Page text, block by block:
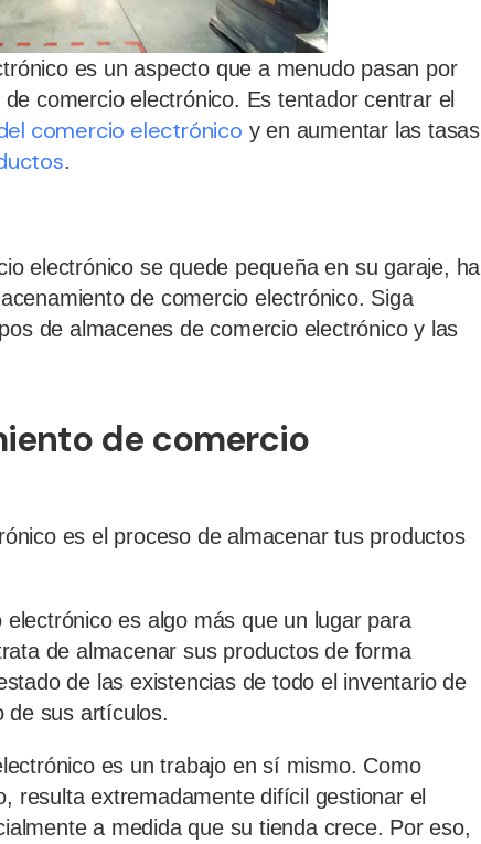
es un aspecto que a menudo pasan por
comercio electrónico. Es tentador centrar el
comercio electrónico y en aumentar las tasas
.
electrónico se quede pequeña en su garaje, ha
de comercio electrónico. Siga
de almacenes de comercio electrónico y las
de comercio
es el proceso de almacenar tus productos
es algo más que un lugar para
de almacenar sus productos de forma
de las existencias de todo el inventario de
de sus artículos.
es un trabajo en sí mismo. Como
resulta extremadamente difícil gestionar el
a medida que su tienda crece. Por eso,